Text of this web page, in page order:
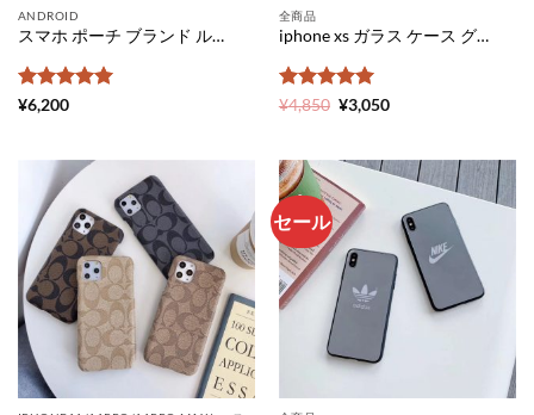
ANDROID
スマホ ポーチ ブランド ルイヴィトン ショルダー バッグ レディース ヴィトン スマホケース 背面 収納 全機種対応 スマホ ポシェット 革 おすすめ
5段階中
¥6,200
全商品
iphone xs ガラス ケース グッチ 大理石柄 iphonex ケース ブランド コピー 激安 アイ フォン8/8plus ケース メンズ gucci 携帯 カバー iphone7 頑丈 iphonexr スマホケース おすすめ
5段階中5の
¥4,850 元
は
¥4,850
で
し
た。
¥3,050現
格
は
で
す。
セール